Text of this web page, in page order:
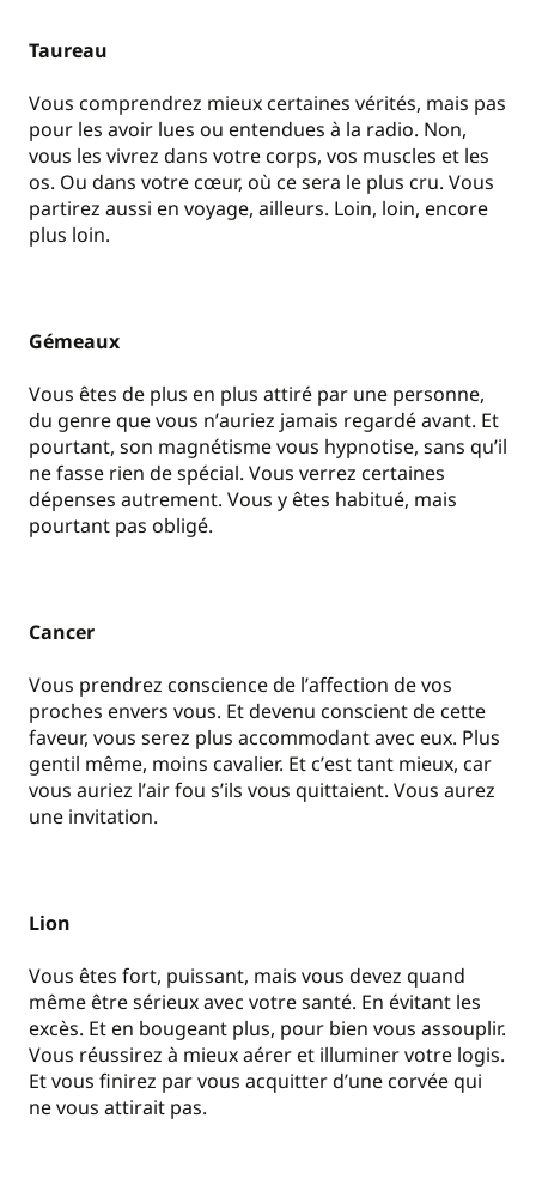
Taureau
Vous comprendrez mieux certaines vérités, mais pas
pour les avoir lues ou entendues à la radio. Non,
vous les vivrez dans votre corps, vos muscles et les
os. Ou dans votre cœur, où ce sera le plus cru. Vous
partirez aussi en voyage, ailleurs. Loin, loin, encore
plus loin.
Gémeaux
Vous êtes de plus en plus attiré par une personne,
du genre que vous n’auriez jamais regardé avant. Et
pourtant, son magnétisme vous hypnotise, sans qu’il
ne fasse rien de spécial. Vous verrez certaines
dépenses autrement. Vous y êtes habitué, mais
pourtant pas obligé.
Cancer
Vous prendrez conscience de l’affection de vos
proches envers vous. Et devenu conscient de cette
faveur, vous serez plus accommodant avec eux. Plus
gentil même, moins cavalier. Et c’est tant mieux, car
vous auriez l’air fou s’ils vous quittaient. Vous aurez
une invitation.
Lion
Vous êtes fort, puissant, mais vous devez quand
même être sérieux avec votre santé. En évitant les
excès. Et en bougeant plus, pour bien vous assouplir.
Vous réussirez à mieux aérer et illuminer votre logis.
Et vous finirez par vous acquitter d’une corvée qui
ne vous attirait pas.